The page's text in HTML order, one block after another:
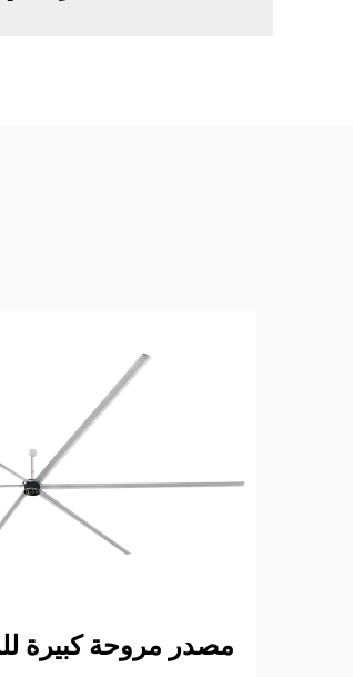
مصدر مروحة كبيرة